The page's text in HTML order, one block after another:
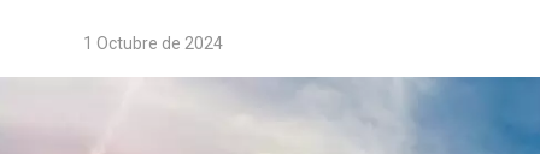
1 Octubre de 2024